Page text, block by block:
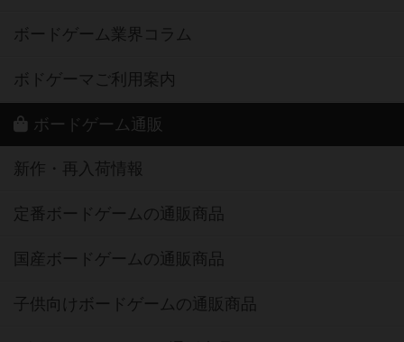
ボードゲーム業界コラム
ボドゲーマご利用案内
ボードゲーム通販
新作・再入荷情報
定番ボードゲームの通販商品
国産ボードゲームの通販商品
子供向けボードゲームの通販商品